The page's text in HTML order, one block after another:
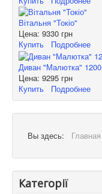
Вітальня "Токіо"
Цена: 9330 грн
Купить
Подробнее
Диван "Малютка" 1200
Цена: 9295 грн
Купить
Подробнее
Вы здесь: Главная
Категорії